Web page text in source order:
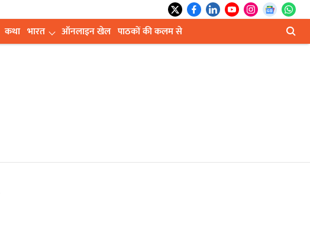
कथा भारत ऑनलाइन खेल पाठकों की कलम से